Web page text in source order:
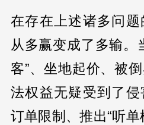
在存在上述诸多问
从多赢变成了多输。
客”、坐地起价、被
法权益无疑受到了侵
订单限制、推出“听